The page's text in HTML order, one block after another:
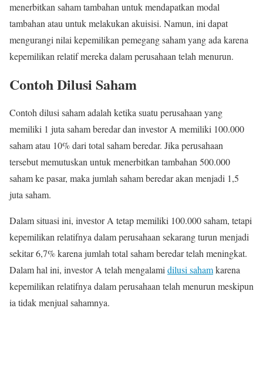
menerbitkan saham tambahan untuk mendapatkan modal
tambahan atau untuk melakukan akuisisi. Namun, ini dapat
mengurangi nilai kepemilikan pemegang saham yang ada karena
kepemilikan relatif mereka dalam perusahaan telah menurun.
Contoh Dilusi Saham
Contoh dilusi saham adalah ketika suatu perusahaan yang
memiliki 1 juta saham beredar dan investor A memiliki 100.000
saham atau 10% dari total saham beredar. Jika perusahaan
tersebut memutuskan untuk menerbitkan tambahan 500.000
saham ke pasar, maka jumlah saham beredar akan menjadi 1,5
juta saham.
Dalam situasi ini, investor A tetap memiliki 100.000 saham, tetapi
kepemilikan relatifnya dalam perusahaan sekarang turun menjadi
sekitar 6,7% karena jumlah total saham beredar telah meningkat.
Dalam hal ini, investor A telah mengalamidilusi sahamkarena
kepemilikan relatifnya dalam perusahaan telah menurun meskipun
ia tidak menjual sahamnya.